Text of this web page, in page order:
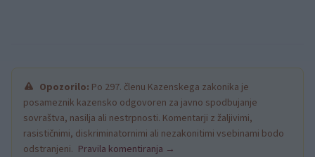
Opozorilo: Po 297. členu Kazenskega zakonika je
posameznik kazensko odgovoren za javno spodbujanje
sovraštva, nasilja ali nestrpnosti. Komentarji z žaljivimi,
rasističnimi, diskriminatornimi ali nezakonitimi vsebinami bodo
odstranjeni. Pravila komentiranja →